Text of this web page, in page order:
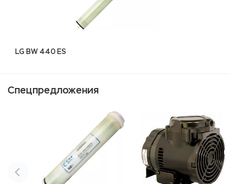
LG BW 440 ES
Спецпредложения